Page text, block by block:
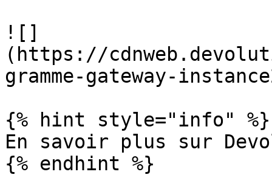
![]
(https://
gramme-gateway-
{% hint style="info" %}
En savoir plus sur
{% endhint %}